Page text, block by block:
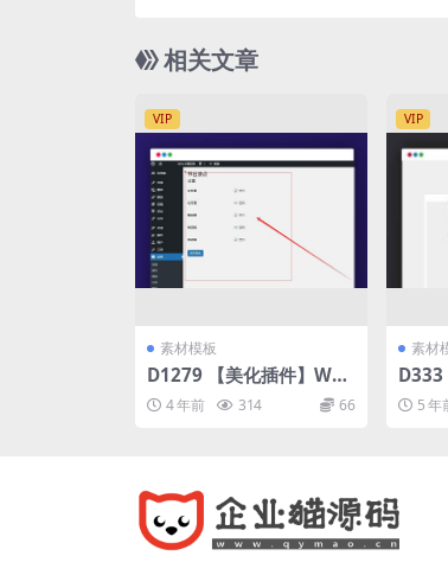
务端+GM授权后台+全物品
相关文章
VIP
素材模板
D1279 【美化插件】Wor
dPress灯笼插件
4 年前 314 66
VIP
素材
D333
板
讯,门
5 年